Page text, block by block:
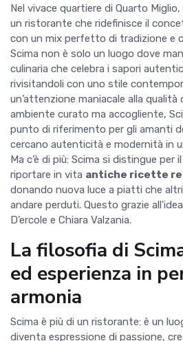
Nel vivace quartiere di Quarto
un ristorante che ridefinisce il
con un mix perfetto di tradizione e
Scima non è solo un luogo dove
culinaria che celebra i sapori
rivisitandoli con uno stile
un’attenzione maniacale alla qualità
ambiente curato ma accogliente,
punto di riferimento per gli amanti
cercano autenticità e modernità in
Ma c’è di più: Scima si distingue per
riportare in vita antiche ricette
donando nuova luce a piatti che
andare perduti. Questo grazie
D’ercole e Chiara Valzania.
La filosofia di
ed esperienza in
armonia
Scima è più di un ristorante: è un
diventa espressione di passione,